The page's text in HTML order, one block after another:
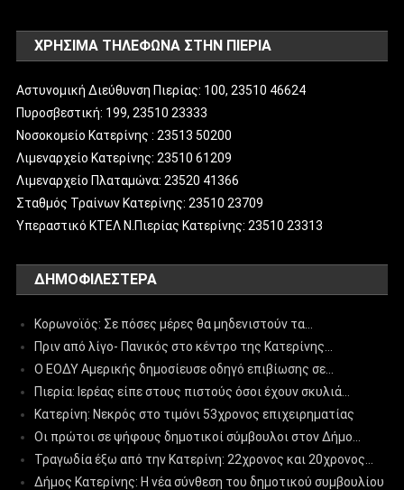
ΧΡΗΣΙΜΑ ΤΗΛΕΦΩΝΑ ΣΤΗΝ ΠΙΕΡΙΑ
Αστυνομική Διεύθυνση Πιερίας: 100, 23510 46624
Πυροσβεστική: 199, 23510 23333
Νοσοκομείο Κατερίνης : 23513 50200
Λιμεναρχείο Κατερίνης: 23510 61209
Λιμεναρχείο Πλαταμώνα: 23520 41366
Σταθμός Τραίνων Κατερίνης: 23510 23709
Υπεραστικό ΚΤΕΛ Ν.Πιερίας Κατερίνης: 23510 23313
ΔΗΜΟΦΙΛΈΣΤΕΡΑ
Κορωνοϊός: Σε πόσες μέρες θα μηδενιστούν τα…
Πριν από λίγο- Πανικός στο κέντρο της Κατερίνης…
Ο ΕΟΔΥ Αμερικής δημοσίευσε οδηγό επιβίωσης σε…
Πιερία: Ιερέας είπε στους πιστούς όσοι έχουν σκυλιά…
Κατερίνη: Νεκρός στο τιμόνι 53χρονος επιχειρηματίας
Οι πρώτοι σε ψήφους δημοτικοί σύμβουλοι στον Δήμο…
Τραγωδία έξω από την Κατερίνη: 22χρονος και 20χρονος…
Δήμος Κατερίνης: Η νέα σύνθεση του δημοτικού συμβουλίου